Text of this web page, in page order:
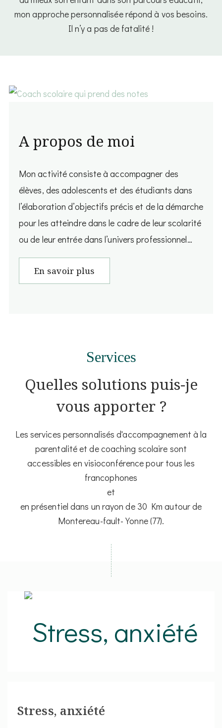
mon approche personnalisée répond à vos besoins.
Il n’y a pas de fatalité !
A propos de moi
Mon activité consiste à accompagner des
élèves, des adolescents et des étudiants dans
l’élaboration d’objectifs précis et de la démarche
pour les atteindre dans le cadre de leur scolarité
ou de leur entrée dans l’univers professionnel…
En savoir plus
Services
Quelles solutions puis-je
vous apporter ?
Les services personnalisés d'accompagnement à la
parentalité et de coaching scolaire sont
accessibles en visioconférence pour tous les
francophones
et
en présentiel dans un rayon de 30 Km autour de
Montereau-fault-Yonne (77).
Stress, anxiété